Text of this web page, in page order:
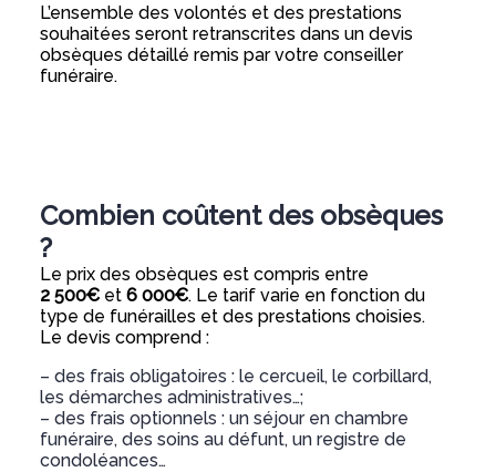
L’ensemble des volontés et des prestations
souhaitées seront retranscrites dans un devis
obsèques détaillé remis par votre conseiller
funéraire.
Combien coûtent des obsèques
?
Le prix des obsèques est compris entre
2 500€ et 6 000€. Le tarif varie en fonction du
type de funérailles et des prestations choisies.
Le devis comprend :
– des frais obligatoires : le cercueil, le corbillard,
les démarches administratives…;
– des frais optionnels : un séjour en chambre
funéraire, des soins au défunt, un registre de
condoléances…